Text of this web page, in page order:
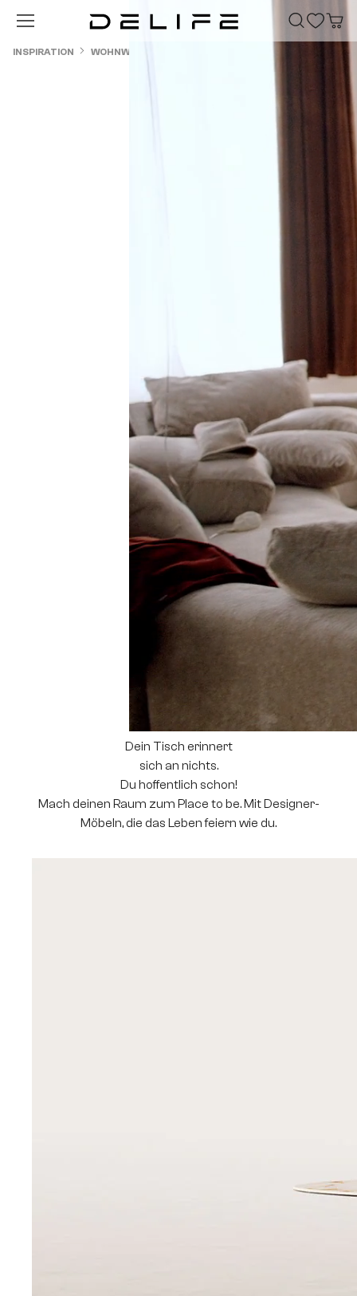
Zum Hauptinhalt springen
INSPIRATION WOHNWELTEN
Dein Tisch erinnert
sich an nichts.
Du hoffentlich schon!
Mach deinen Raum zum Place to be. Mit Designer-
Möbeln, die das Leben feiern wie du.